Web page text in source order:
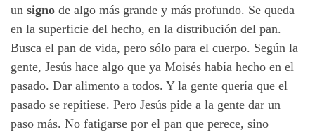
un signo de algo más grande y más profundo. Se queda
en la superficie del hecho, en la distribución del pan.
Busca el pan de vida, pero sólo para el cuerpo. Según la
gente, Jesús hace algo que ya Moisés había hecho en el
pasado. Dar alimento a todos. Y la gente quería que el
pasado se repitiese. Pero Jesús pide a la gente dar un
paso más. No fatigarse por el pan que perece, sino